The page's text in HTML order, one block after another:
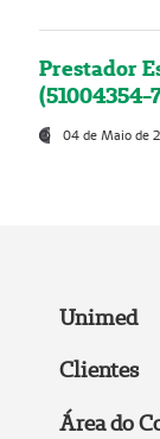
Prestador
(51004354-
04 de Maio de
Unimed
Clientes
Área do